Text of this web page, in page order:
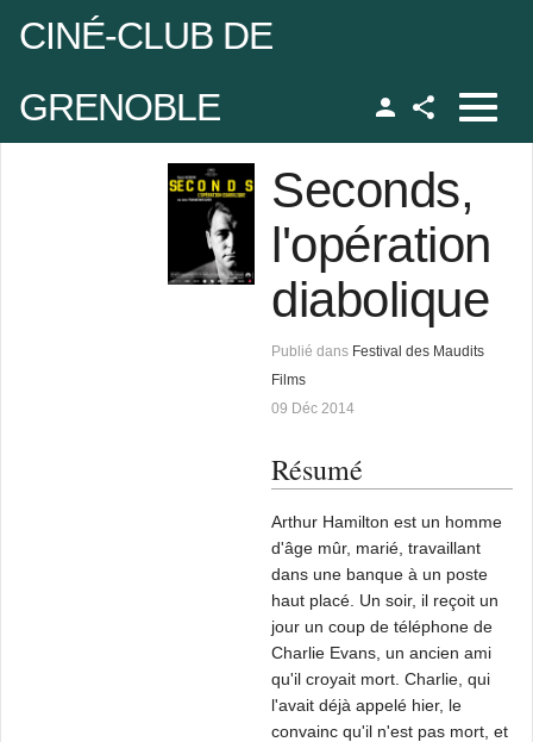
JUser::_load : impossible de charger l'utilisateur ayant l'ID 45
CINÉ-CLUB DE
GRENOBLE
Seconds,
l'opération
diabolique
Publié dans Festival des Maudits
Films
09 Déc 2014
Résumé
Arthur Hamilton est un homme
d'âge mûr, marié, travaillant
dans une banque à un poste
haut placé. Un soir, il reçoit un
jour un coup de téléphone de
Charlie Evans, un ancien ami
qu'il croyait mort. Charlie, qui
l'avait déjà appelé hier, le
convainc qu'il n'est pas mort, et